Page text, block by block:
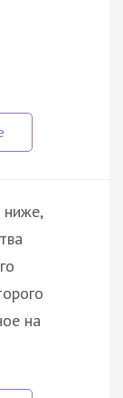
ниже,
на